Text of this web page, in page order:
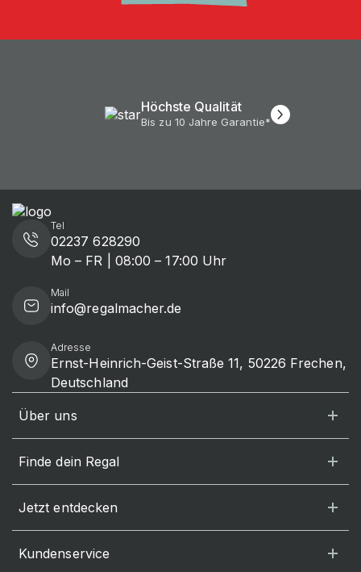
Höchste Qualität
Bis zu 10 Jahre Garantie*
Tel
02237 628290
Mo – FR | 08:00 – 17:00 Uhr
Mail
info@regalmacher.de
Adresse
Ernst-Heinrich-Geist-Straße 11, 50226 Frechen,
Deutschland
Über uns
Finde dein Regal
Jetzt entdecken
Kundenservice